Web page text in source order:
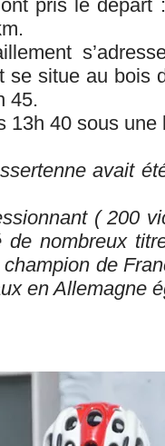
pris le
se situe au bois
45.
13h 40 sous une
avait
( 200
de nombreux
de
en Allemagne